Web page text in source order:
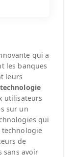
qui a
les banques
leurs
technologie
utilisateurs
sur un
qui
technologie
de
sans avoir